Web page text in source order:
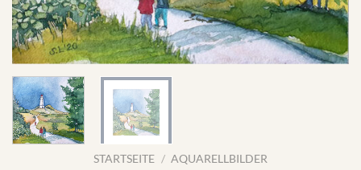
STARTSEITE / AQUARELLBILDER